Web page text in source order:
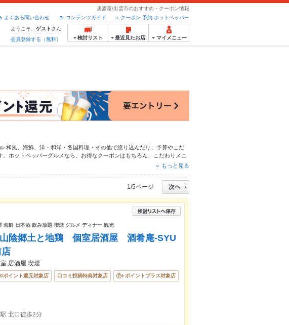
居酒屋/出雲市のおすすめ・クーポン情報
クーポン 予約 ホットペッパー
コンテンツガイド
よくある問い合わせ
ようこそ、 ゲスト さん
会員登録する（無料）
検討リスト 最近見たお店 マイメニュー
和風 海鮮 洋・和洋・各国料理・その他で絞り込んだり、予算やこだ
ホットペッパーグルメなら、お得なクーポンはもちろん、こだわりメニ
新情報をご紹介しているので安心！24時間使える簡単便利なネット予約が
もっと見る
1/5ページ
海鮮 日本酒 飲み放題 喫煙 グルメ ディナー 観光
山陰郷土と地鶏 個室居酒屋 酒肴庵-SYU
居酒屋 喫煙
ポイント還元対象店 口コミ投稿特典対象店 ポイントプラス対象店
北口徒歩2分